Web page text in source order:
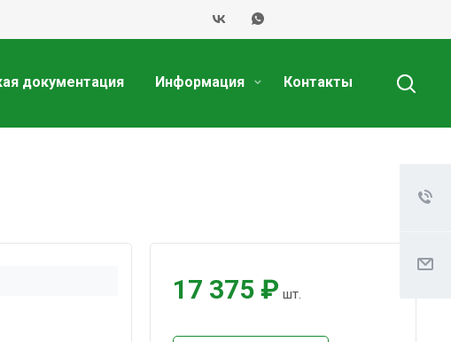
документация Информация Контакты
17 375 ₽ шт.